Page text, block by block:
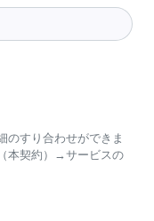
のすり合わせができま
本契約）→サービスの